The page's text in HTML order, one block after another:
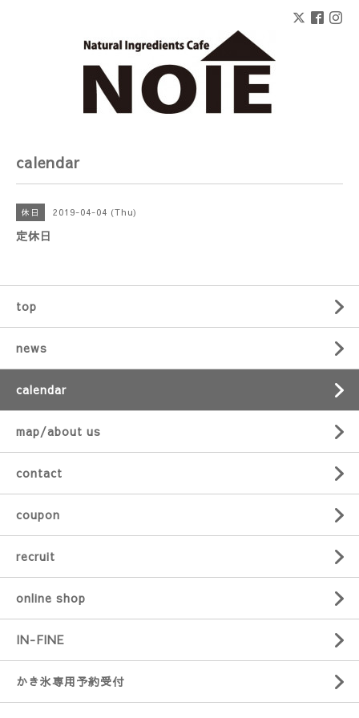
calendar
休日 2019-04-04 (Thu)
定休日
top
news
calendar
map/about us
contact
coupon
recruit
online shop
IN-FINE
かき氷専用予約受付